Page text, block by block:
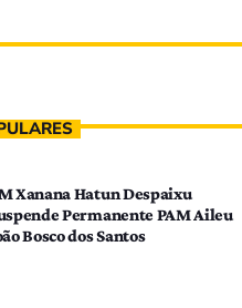
Xanana Hatun Despaixu
Permanente PAM Aileu
Bosco dos Santos